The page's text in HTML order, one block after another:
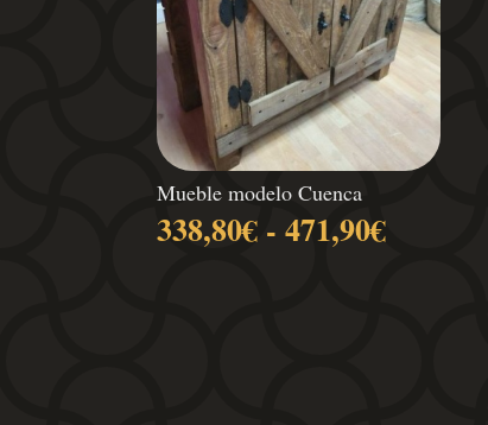
Mueble modelo Cuenca
338,80€ - 471,90€Rango